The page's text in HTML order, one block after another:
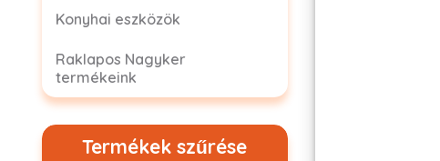
Konyhai eszközök
Raklapos Nagyker
termékeink
Termékek szűrése